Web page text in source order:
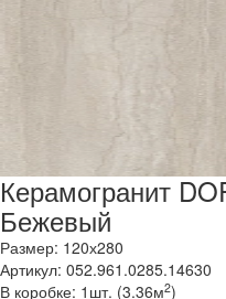
Керамогранит
Бежевый
Размер: 120х280
Артикул: 052.961.0285.14630
В коробке: 1шт. (3.36м2)